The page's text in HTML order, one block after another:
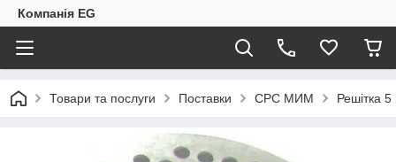
Компанія EG
Товари та послуги Поставки CPC МИМ Решітка